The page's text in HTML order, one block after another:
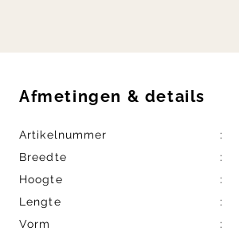
Afmetingen & details
Artikelnummer
Breedte
Hoogte
Lengte
Vorm